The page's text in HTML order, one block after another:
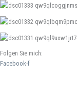
Folgen Sie mich:
Facebook-f